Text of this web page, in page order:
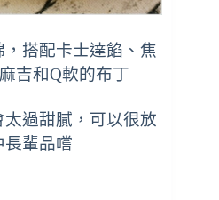
搭配卡士達餡、焦
吉和Q軟的布丁
過甜膩，可以很放
長輩品嚐